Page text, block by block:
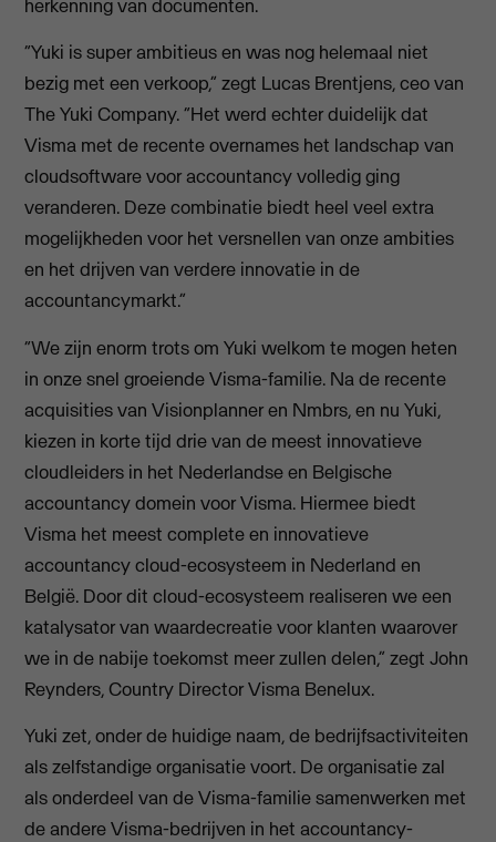
herkenning van documenten.
“Yuki is super ambitieus en was nog helemaal niet
bezig met een verkoop,” zegt Lucas Brentjens, ceo van
The Yuki Company. “Het werd echter duidelijk dat
Visma met de recente overnames het landschap van
cloudsoftware voor accountancy volledig ging
veranderen. Deze combinatie biedt heel veel extra
mogelijkheden voor het versnellen van onze ambities
en het drijven van verdere innovatie in de
accountancymarkt.”
“We zijn enorm trots om Yuki welkom te mogen heten
in onze snel groeiende Visma-familie. Na de recente
acquisities van Visionplanner en Nmbrs, en nu Yuki,
kiezen in korte tijd drie van de meest innovatieve
cloudleiders in het Nederlandse en Belgische
accountancy domein voor Visma. Hiermee biedt
Visma het meest complete en innovatieve
accountancy cloud-ecosysteem in Nederland en
België. Door dit cloud-ecosysteem realiseren we een
katalysator van waardecreatie voor klanten waarover
we in de nabije toekomst meer zullen delen,” zegt John
Reynders, Country Director Visma Benelux.
Yuki zet, onder de huidige naam, de bedrijfsactiviteiten
als zelfstandige organisatie voort. De organisatie zal
als onderdeel van de Visma-familie samenwerken met
de andere Visma-bedrijven in het accountancy-